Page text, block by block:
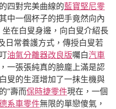
四對完美曲線的藍寶堅尼零
中一個杯子的把手竟然向內
坐在白叟身邊，向白叟介紹長
日常養護方式，傳授白叟若
油氣分離器改良版囑白汽車
一張張純真的臉龐上滿是認
叟的生涯增加了一抹生機與
“壽而保時捷零件現在，一個
系車零件無限的單戀傻氣，